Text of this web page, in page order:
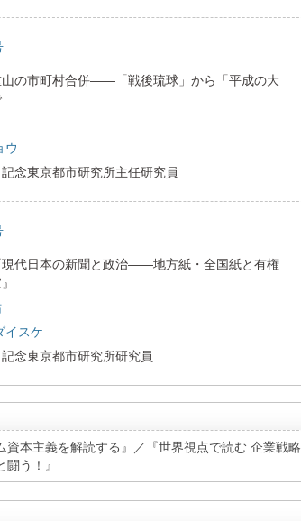
山の市町村合併――「戦後琉球」から「平成の大
ウ
念東京都市研究所主任研究員
現代日本の新聞と政治――地方紙・全国紙と有権
イスケ
念東京都市研究所研究員
本主義を解読する』／『世界視点で読む 企業戦略
う！』